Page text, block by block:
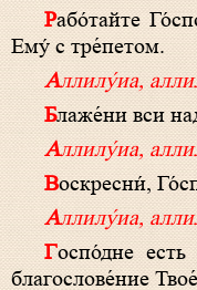
Рабо́тайте Го́сподеви со стра́хом и ра́дуйтеся
Ему́ с тре́петом.
Аллилу́иа,
Блаже́ни вси
Аллилу́иа,
Воскресни́,
Аллилу́иа,
Госпо́дне есть спасе́ние, и на лю́дех Твои́х
благослове́ние